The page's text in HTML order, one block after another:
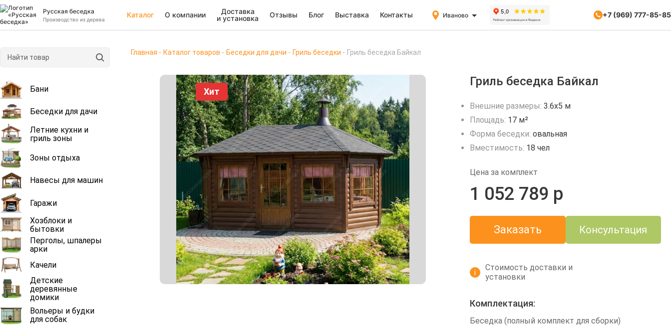
Русская беседка
Производство из дерева
Каталог О компании
Доставка
и установка
Отзывы Блог Выставка Контакты Иваново +7 (969) 777-85-85
Бани
Беседки для дачи
Летние кухни и
гриль зоны
Зоны отдыха
Навесы для машин
Гаражи
Хозблоки и
бытовки
Перголы, шпалеры
арки
Качели
Детские
деревянные
домики
Вольеры и будки
для собак
Главная Каталог товаров Беседки для дачи Гриль беседки Гриль беседка Байкал
Хит
Гриль беседка Байкал
Внешние размеры:3.6х5 м
Площадь: 17 м²
Форма беседки:овальная
Вместимость: 18 чел
Цена за комплект
1 052 789 р
Заказать Консультация
i
Стоимость доставки и
установки
Комплектация:
Беседка (полный комплект для сборки)